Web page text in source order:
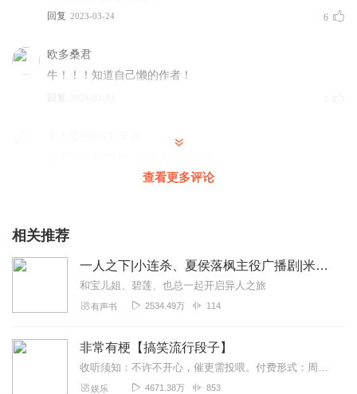
回复 2023-03-24 6
欧多桑君
牛！！！知道自己懒的作者！
回复
查看更多评论
相关推荐
一人之下|小连杀、夏侯落枫主役广播剧|米二著|《异人之下》原著
和宝儿姐、碧莲、也总一起开启异人之旅
有声书 2534.49万 114
非常有梗【搞笑流行段子】
收听须知：不许不开心，催更需投喂。付费形式：周一付费更新，周四免费更新。不定期加更。会员免费听，或单期2.99元订购听（二选一即可）！本节目由喜马拉雅独家出品说...
娱乐 4671.38万 853